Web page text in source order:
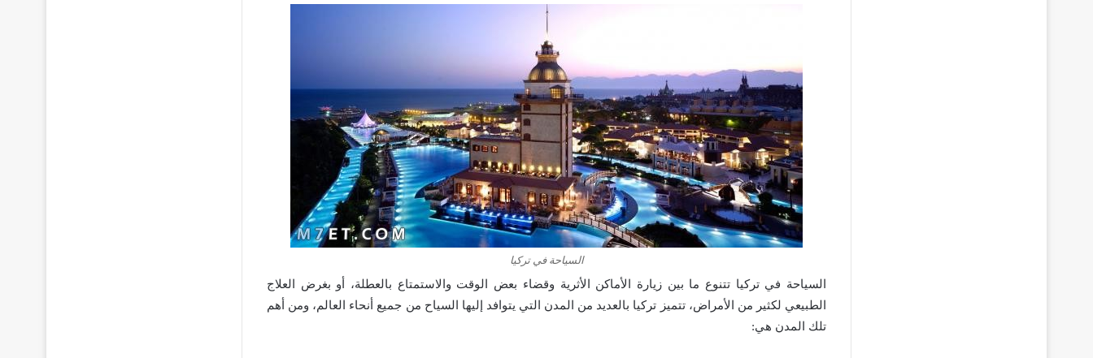
السياحة في تركيا
السياحة في تركيا تتنوع ما بين زيارة الأماكن الأثرية وقضاء بعض الوقت والاستمتاع بالعطلة، أو بغرض العلاج
الطبيعي لكثير من الأمراض، تتميز تركيا بالعديد من المدن التي يتوافد إليها السياح من جميع أنحاء العالم، ومن أهم
تلك المدن هي: